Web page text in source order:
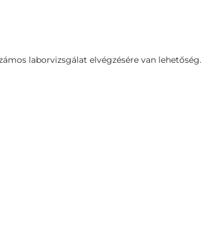
laborvizsgálat elvégzésére van lehetőség.